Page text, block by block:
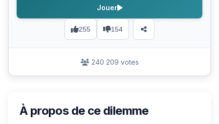
255 154
Jouer
240 209 votes
À propos de ce dilemme